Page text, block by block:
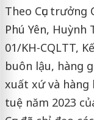
Theo Cục
Phú Yên, Huỳnh
01/KH-CQLTT,
buôn lậu, hàng
xuất xứ và hàng
tuệ năm 2023